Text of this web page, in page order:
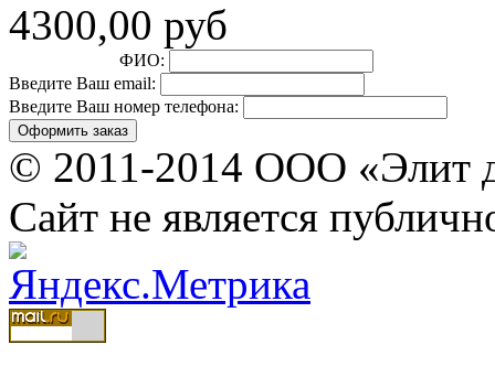
4300,00 руб
ФИО:
Введите Ваш email:
Введите Ваш номер телефона:
© 2011-2014 ООО «Элит
Сайт не является